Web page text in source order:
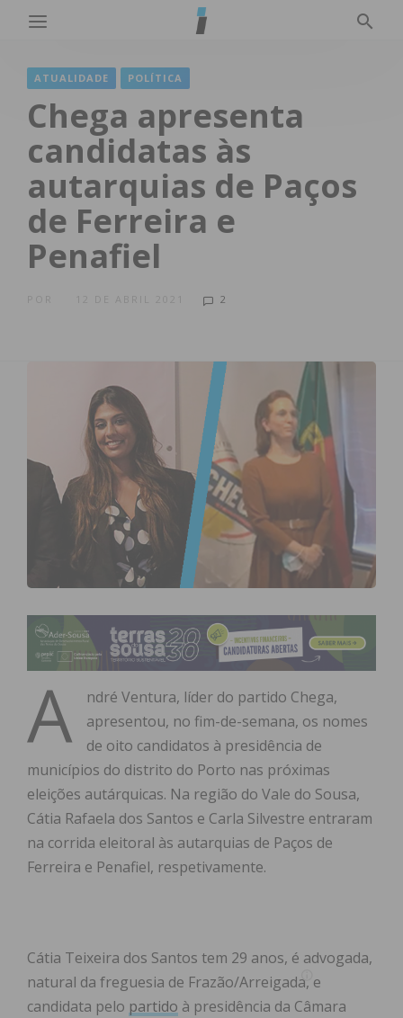
ATUALIDADE POLÍTICA
Chega apresenta
candidatas às
autarquias de Paços
de Ferreira e
Penafiel
12 DE ABRIL 2021 2
A
ndré Ventura, líder do partido Chega,
apresentou, no fim-de-semana, os nomes
de oito candidatos à presidência de
municípios do distrito do Porto nas próximas
eleições autárquicas. Na região do Vale do Sousa,
Cátia Rafaela dos Santos e Carla Silvestre entraram
na corrida eleitoral às autarquias de Paços de
Ferreira e Penafiel, respetivamente.
Cátia Teixeira dos Santos tem 29 anos, é advogada,
natural da freguesia de Frazão/Arreigada, e
candidata pelo partido à presidência da Câmara